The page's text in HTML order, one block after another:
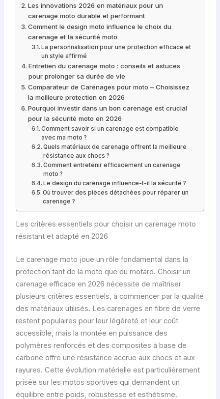
Les innovations 2026 en matériaux pour un
carenage moto durable et performant
Comment le design moto influence le choix du
carenage et la sécurité moto
La personnalisation pour une protection efficace et
un style affirmé
Entretien du carenage moto : conseils et astuces
pour prolonger sa durée de vie
Comparateur de Carénages pour moto – Choisissez
la meilleure protection en 2026
Pourquoi investir dans un bon carenage est crucial
pour la sécurité moto en 2026
Comment savoir si un carenage est compatible
avec ma moto ?
Quels matériaux de carenage offrent la meilleure
résistance aux chocs ?
Comment entretenir efficacement un carenage
moto ?
Le design du carenage influence-t-il la sécurité ?
Où trouver des pièces détachées pour réparer un
carenage ?
Les critères essentiels pour choisir un carenage moto
résistant et adapté en 2026
Le carenage moto joue un rôle fondamental dans la
protection tant de la moto que du motard. Choisir un
carenage efficace en 2026 nécessite de maîtriser
plusieurs critères essentiels, à commencer par la qualité
des matériaux utilisés. Les carenages en fibre de verre
restent populaires pour leur légèreté et leur coût
accessible, mais la montée en puissance des
polymères renforcés et des composites à base de
carbone offre une résistance accrue aux chocs et aux
rayures. Cette évolution matérielle est particulièrement
prisée sur les motos sportives qui demandent un
équilibre entre poids, robustesse et esthétisme.